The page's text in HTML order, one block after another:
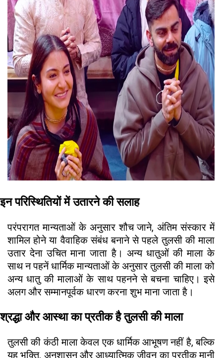
इन परिस्थितियों में उतारने की सलाह
परंपरागत मान्यताओं के अनुसार शौच जाने, अंतिम संस्कार में
शामिल होने या वैवाहिक संबंध बनाने से पहले तुलसी की माला
उतार देना उचित माना जाता है। अन्य धातुओं की माला के
साथ न पहनें धार्मिक मान्यताओं के अनुसार तुलसी की माला को
अन्य धातु की मालाओं के साथ पहनने से बचना चाहिए। इसे
अलग और सम्मानपूर्वक धारण करना शुभ माना जाता है।
श्रद्धा और आस्था का प्रतीक है तुलसी की माला
तुलसी की कंठी माला केवल एक धार्मिक आभूषण नहीं है, बल्कि
यह भक्ति, अनुशासन और आध्यात्मिक जीवन का प्रतीक मानी